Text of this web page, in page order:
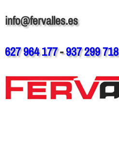
info@fervalles.es
627 964 177-937 299 718